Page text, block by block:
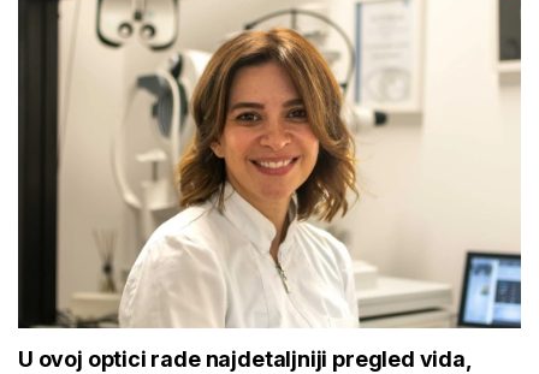
U ovoj optici rade najdetaljniji pregled vida,